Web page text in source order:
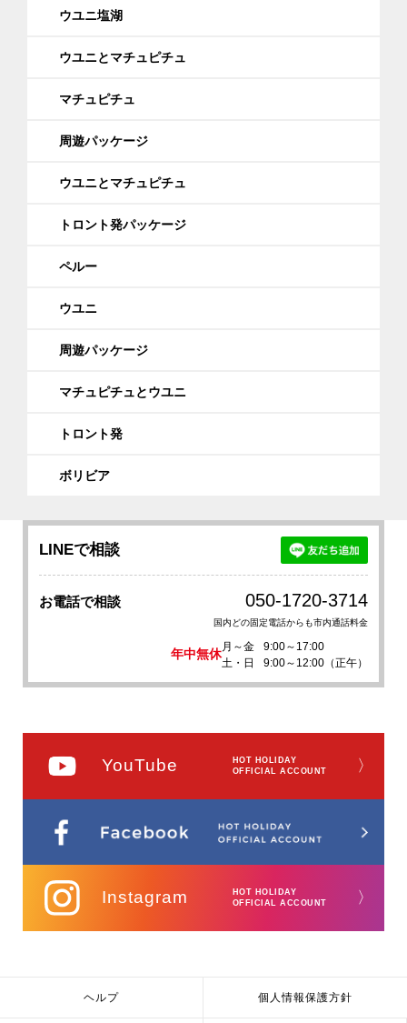
ウユニ塩湖
ウユニとマチュピチュ
マチュピチュ
周遊パッケージ
ウユニとマチュピチュ
トロント発パッケージ
ペルー
ウユニ
周遊パッケージ
マチュピチュとウユニ
トロント発
ボリビア
LINEで相談
お電話で相談 050-1720-3714
国内どの固定電話からも市内通話料金
年中無休
月～金
9:00～17:00
土・日
9:00～12:00（正午）
YouTube
HOT HOLIDAY
OFFICIAL ACCOUNT
〉
Instagram
HOT HOLIDAY
OFFICIAL ACCOUNT
〉
ヘルプ 個人情報保護方針